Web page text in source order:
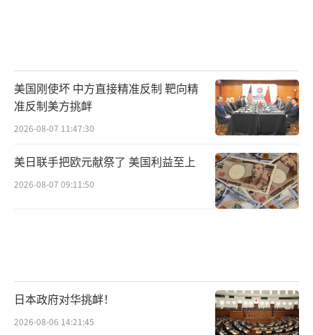
美国刚使坏 中方直接精准反制 靶向精
准反制美方挑衅
2026-08-07 11:47:30
美日联手把欧元献祭了 美国利益至上
2026-08-07 09:11:50
日本政府对华挑衅！
2026-08-06 14:21:45